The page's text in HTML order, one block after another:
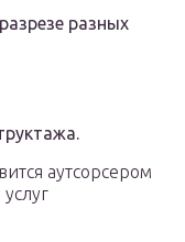
разных
аутсорсером